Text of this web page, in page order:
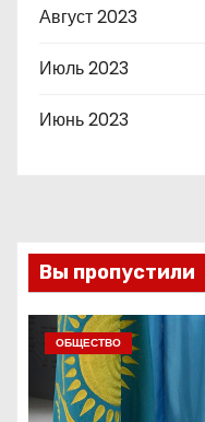
Август 2023
Июль 2023
Июнь 2023
Вы пропустили
ОБЩЕСТВО